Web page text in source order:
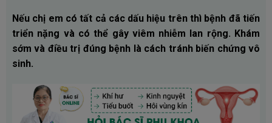
Nếu chị em có tất cả các dấu hiệu trên thì bệnh đã tiến
triển nặng và có thể gây viêm nhiễm lan rộng. Khám
sớm và điều trị đúng bệnh là cách tránh biến chứng vô
sinh.